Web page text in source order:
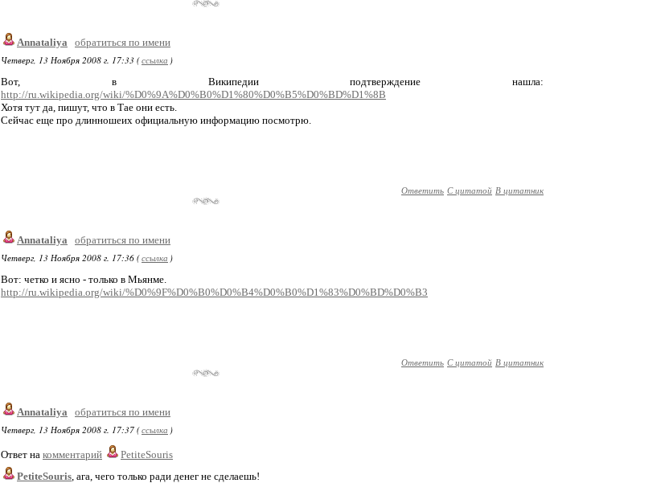
Annataliya
обратиться по имени
Четверг, 13 Ноября 2008 г. 17:33 (ссылка )
Вот, в Википедии подтверждение нашла:
http://ru.wikipedia.org/wiki/%D0%9A%D0%B0%D1%80%D0%B5%D0%BD%D1%8B
Хотя тут да, пишут, что в Тае они есть.
Сейчас еще про длинношеих официальную информацию посмотрю.
Ответить С цитатой В цитатник
Annataliya
обратиться по имени
Четверг, 13 Ноября 2008 г. 17:36 (ссылка )
Вот: четко и ясно - только в Мьянме.
http://ru.wikipedia.org/wiki/%D0%9F%D0%B0%D0%B4%D0%B0%D1%83%D0%BD%D0%B3
Ответить С цитатой В цитатник
Annataliya
обратиться по имени
Четверг, 13 Ноября 2008 г. 17:37 (ссылка )
Ответ на комментарий
PetiteSouris
PetiteSouris, ага, чего только ради денег не сделаешь!